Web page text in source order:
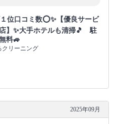
位口コミ数⭕✨【優良サービ
】✨大手ホテルも清掃🎵 駐
料🚙
クリーニング
2025年09月